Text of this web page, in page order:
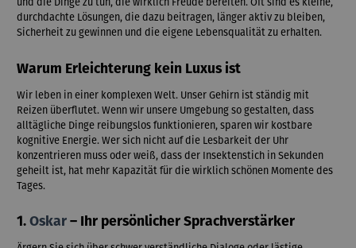
durchdachte Lösungen, die dazu beitragen, länger aktiv zu bleiben,
Sicherheit zu gewinnen und die eigene Lebensqualität zu erhalten.
Warum Erleichterung kein Luxus ist
Wir leben in einer komplexen Welt. Unser Gehirn ist ständig mit
Reizen überflutet. Wenn wir unsere Umgebung so gestalten, dass
alltägliche Dinge reibungslos funktionieren, sparen wir kostbare
kognitive Energie. Wer sich nicht auf die Lesbarkeit der Uhr
konzentrieren muss oder weiß, dass der Insektenstich in Sekunden
geheilt ist, hat mehr Kapazität für die wirklich schönen Momente des
Tages.
1.Oskar– Ihr persönlicher Sprachverstärker